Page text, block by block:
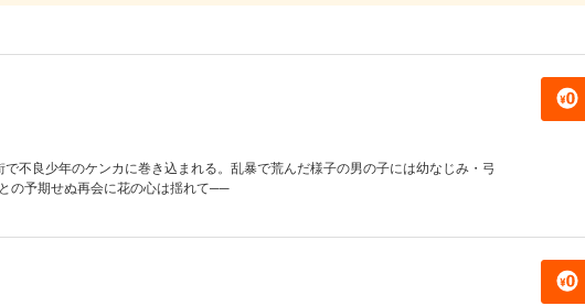
不良少年のケンカに巻き込まれる。乱暴で荒んだ様子の男の子には幼なじみ・弓
予期せぬ再会に花の心は揺れて──